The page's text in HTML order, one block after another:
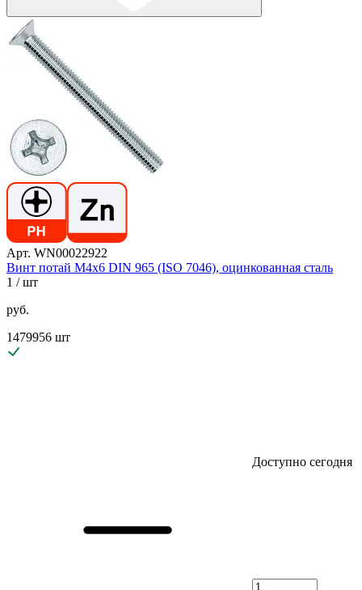
Арт. WN00022922
Винт потай М4х6 DIN 965 (ISO 7046), оцинкованная сталь
1 / шт
руб.
1479956 шт
Доступно сегодня